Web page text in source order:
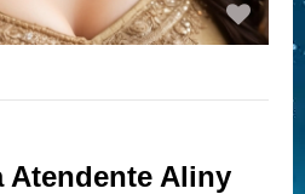
Atendente Aliny